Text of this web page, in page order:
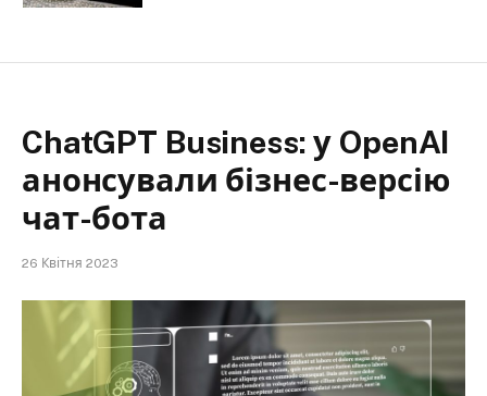
ChatGPT Business: у OpenAI
анонсували бізнес-версію
чат-бота
26 Квітня 2023